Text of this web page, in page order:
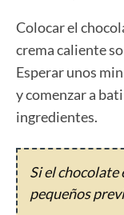
Colocar el
crema caliente
Esperar unos
y comenzar a
ingredientes.
Si el chocolate
pequeños